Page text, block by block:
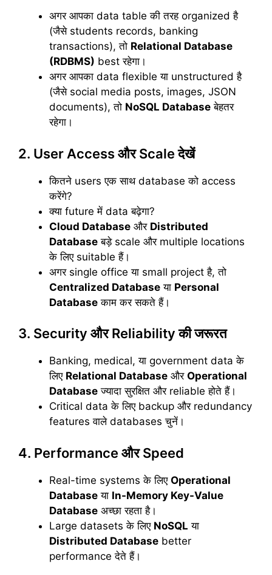
अगर आपका data table की तरह organized है
(जैसे students records, banking
transactions), तो Relational Database
(RDBMS) best रहेगा।
अगर आपका data flexible या unstructured है
(जैसे social media posts, images, JSON
documents), तो NoSQL Database बेहतर
रहेगा।
2. User Access और Scale देखें
कितने users एक साथ database को access
करेंगे?
क्या future में data बढ़ेगा?
Cloud Database और Distributed
Database बड़े scale और multiple locations
के लिए suitable हैं।
अगर single office या small project है, तो
Centralized Database या Personal
Database काम कर सकते हैं।
3. Security और Reliability की जरूरत
Banking, medical, या government data के
लिए Relational Database और Operational
Database ज्यादा सुरक्षित और reliable होते हैं।
Critical data के लिए backup और redundancy
features वाले databases चुनें।
4. Performance और Speed
Real-time systems के लिए Operational
Database या In-Memory Key-Value
Database अच्छा रहता है।
Large datasets के लिए NoSQL या
Distributed Database better
performance देते हैं।